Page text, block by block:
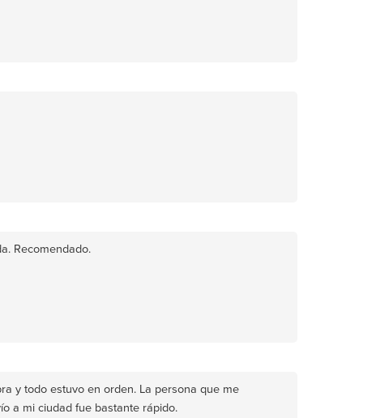
Recomendado.
y todo estuvo en orden. La persona que me
a mi ciudad fue bastante rápido.